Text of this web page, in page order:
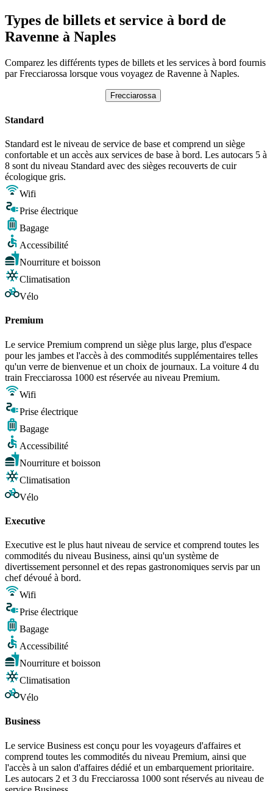
Types de billets et service à bord de
Ravenne à Naples
Comparez les différents types de billets et les services à bord fournis
par Frecciarossa lorsque vous voyagez de Ravenne à Naples.
Frecciarossa
Standard
Standard est le niveau de service de base et comprend un siège
confortable et un accès aux services de base à bord. Les autocars 5 à
8 sont du niveau Standard avec des sièges recouverts de cuir
écologique gris.
Wifi
Prise électrique
Bagage
Accessibilité
Nourriture et boisson
Climatisation
Vélo
Premium
Le service Premium comprend un siège plus large, plus d'espace
pour les jambes et l'accès à des commodités supplémentaires telles
qu'un verre de bienvenue et un choix de journaux. La voiture 4 du
train Frecciarossa 1000 est réservée au niveau Premium.
Wifi
Prise électrique
Bagage
Accessibilité
Nourriture et boisson
Climatisation
Vélo
Executive
Executive est le plus haut niveau de service et comprend toutes les
commodités du niveau Business, ainsi qu'un système de
divertissement personnel et des repas gastronomiques servis par un
chef dévoué à bord.
Wifi
Prise électrique
Bagage
Accessibilité
Nourriture et boisson
Climatisation
Vélo
Business
Le service Business est conçu pour les voyageurs d'affaires et
comprend toutes les commodités du niveau Premium, ainsi que
l'accès à un salon d'affaires dédié et un embarquement prioritaire.
Les autocars 2 et 3 du Frecciarossa 1000 sont réservés au niveau de